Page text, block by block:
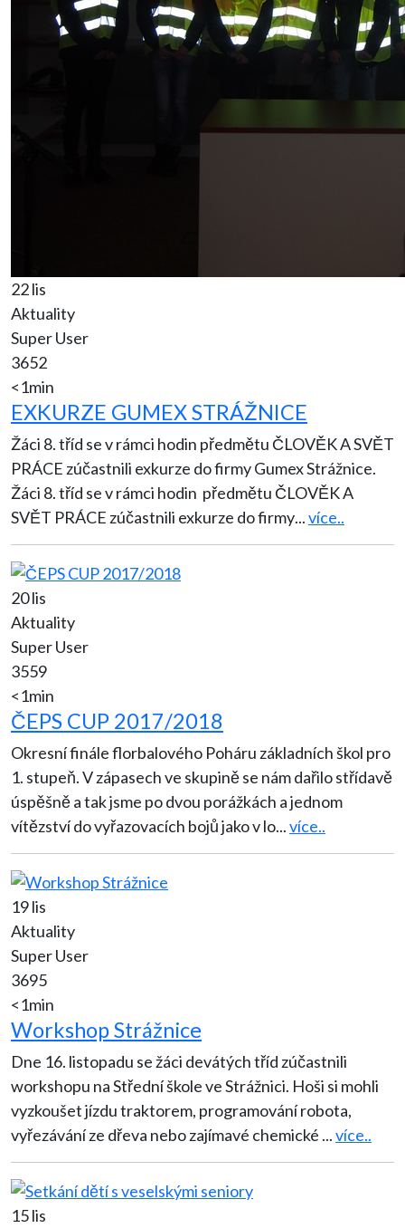
22 lis
Aktuality
Super User
3652
<1min
EXKURZE GUMEX STRÁŽNICE
Žáci 8. tříd se v rámci hodin předmětu ČLOVĚK A SVĚT
PRÁCE zúčastnili exkurze do firmy Gumex Strážnice.
Žáci 8. tříd se v rámci hodin předmětu ČLOVĚK A
SVĚT PRÁCE zúčastnili exkurze do firmy...více..
20 lis
Aktuality
Super User
3559
<1min
ČEPS CUP 2017/2018
Okresní finále florbalového Poháru základních škol pro
1. stupeň. V zápasech ve skupině se nám dařilo střídavě
úspěšně a tak jsme po dvou porážkách a jednom
vítězství do vyřazovacích bojů jako v lo...více..
19 lis
Aktuality
Super User
3695
<1min
Workshop Strážnice
Dne 16. listopadu se žáci devátých tříd zúčastnili
workshopu na Střední škole ve Strážnici. Hoši si mohli
vyzkoušet jízdu traktorem, programování robota,
vyřezávání ze dřeva nebo zajímavé chemické ...více..
15 lis